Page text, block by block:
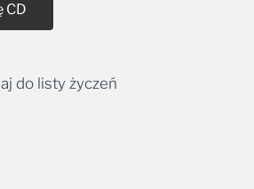
CD
do listy życzeń